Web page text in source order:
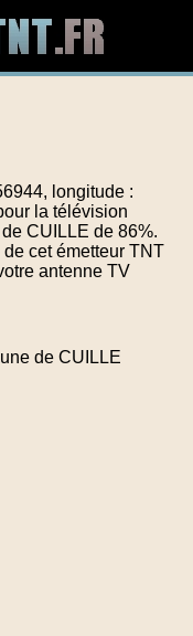
longitude :
la télévision
CUILLE de 86%.
cet émetteur TNT
antenne TV
de CUILLE